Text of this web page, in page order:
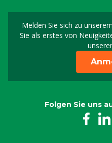
Melden Sie sich zu
Sie als erstes von
Folgen Sie uns